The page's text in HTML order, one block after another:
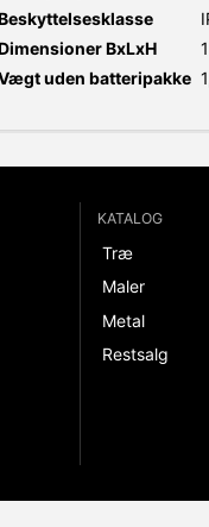
BxLxH
uden batteripakke
KATALOG
Træ
Maler
Metal
Restsalg